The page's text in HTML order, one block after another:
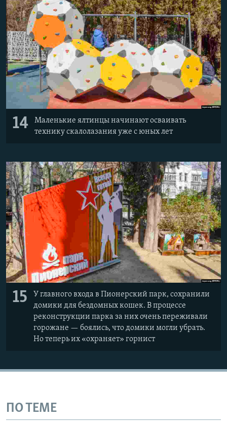
14
Маленькие ялтинцы начинают осваивать
технику скалолазания уже с юных лет
15
У главного входа в Пионерский парк, сохранили
домики для бездомных кошек. В процессе
реконструкции парка за них очень переживали
горожане — боялись, что домики могли убрать.
Но теперь их «охраняет» горнист
ПО ТЕМЕ